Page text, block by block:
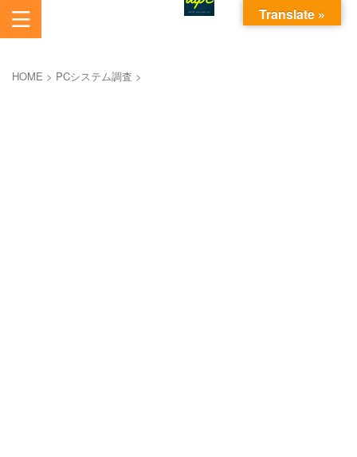
あいから始まるパソコンお悩み解決サービスです。
HOME > PCシステム調査 >
Translate »